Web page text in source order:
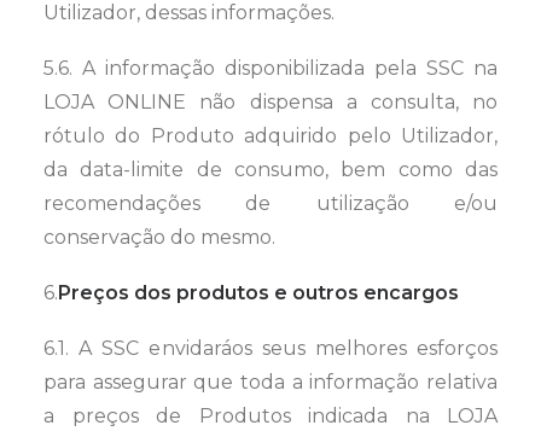
Utilizador, dessas informações.
5.6. A informação disponibilizada pela SSC na
LOJA ONLINE não dispensa a consulta, no
rótulo do Produto adquirido pelo Utilizador,
da data-limite de consumo, bem como das
recomendações de utilização e/ou
conservação do mesmo.
6.Preços dos produtos e outros encargos
6.1. A SSC envidaráos seus melhores esforços
para assegurar que toda a informação relativa
a preços de Produtos indicada na LOJA